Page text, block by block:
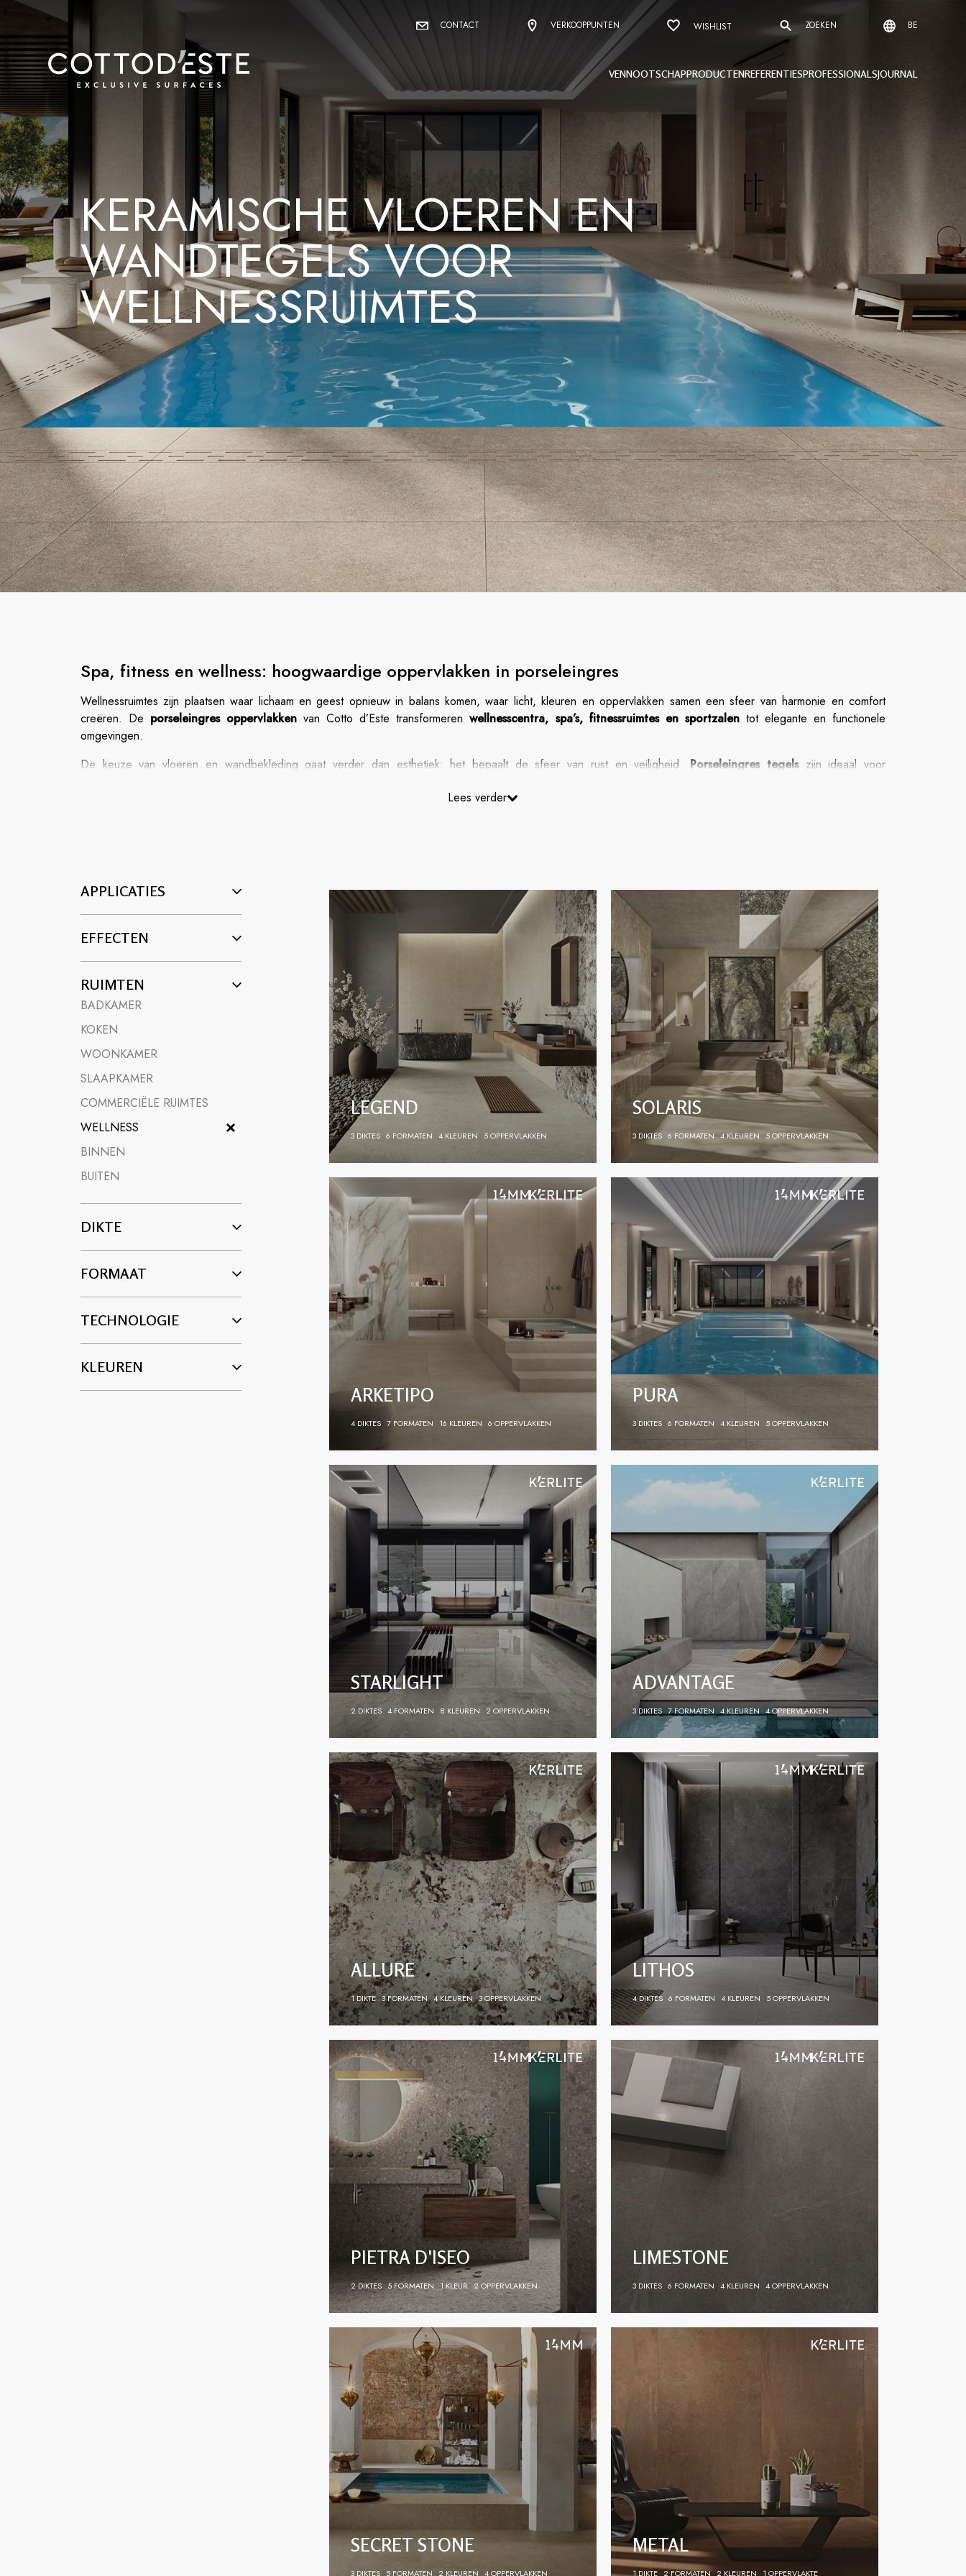
CONTACT VERKOOPPUNTEN WISHLIST ZOEKEN BE
VENNOOTSCHAPPRODUCTENREFERENTIESPROFESSIONALSJOURNAL
KERAMISCHE VLOEREN EN
WANDTEGELS VOOR
WELLNESSRUIMTES
Spa, fitness en wellness: hoogwaardige oppervlakken in porseleingres
Wellnessruimtes zijn plaatsen waar lichaam en geest opnieuw in balans komen, waar licht, kleuren en oppervlakken samen een sfeer van harmonie en comfort
creëren. De porseleingres oppervlakken van Cotto d’Este transformerenwellnesscentra, spa’s, fitnessruimtes en sportzalentot elegante en functionele
omgevingen.
De keuze van vloeren en wandbekleding gaat verder dan esthetiek: het bepaalt de sfeer van rust en veiligheid. Porseleingres tegelszijn ideaal voor
een ruime keuze aan afwerkingen en looks :hout,marmer,steen
, beton en metaal. Deze oppervlakken brengen sfeer en
gecertificeerd materiaal dat veiligheid, hygiëne en esthetiekcombineert. De perfecte
oplossing voor duurzame ruimtes die comfort en elegantie uitstralen.
Lees verder
APPLICATIES
EFFECTEN
RUIMTEN
BADKAMER
KOKEN
WOONKAMER
SLAAPKAMER
COMMERCIËLE RUIMTES
WELLNESS
BINNEN
BUITEN
DIKTE
FORMAAT
TECHNOLOGIE
KLEUREN
LEGEND
3 DIKTES 6 FORMATEN 4 KLEUREN 5 OPPERVLAKKEN
SOLARIS
3 DIKTES 6 FORMATEN 4 KLEUREN 5 OPPERVLAKKEN
ARKETIPO
4 DIKTES 7 FORMATEN 16 KLEUREN 6 OPPERVLAKKEN
PURA
3 DIKTES 6 FORMATEN 4 KLEUREN 5 OPPERVLAKKEN
STARLIGHT
2 DIKTES 4 FORMATEN 8 KLEUREN 2 OPPERVLAKKEN
ADVANTAGE
3 DIKTES 7 FORMATEN 4 KLEUREN 4 OPPERVLAKKEN
ALLURE
1 DIKTE 3 FORMATEN 4 KLEUREN 3 OPPERVLAKKEN
LITHOS
4 DIKTES 6 FORMATEN 4 KLEUREN 5 OPPERVLAKKEN
PIETRA D'ISEO
2 DIKTES 5 FORMATEN 1 KLEUR 2 OPPERVLAKKEN
LIMESTONE
3 DIKTES 6 FORMATEN 4 KLEUREN 4 OPPERVLAKKEN
SECRET STONE
3 DIKTES 5 FORMATEN 2 KLEUREN 4 OPPERVLAKKEN
METAL
1 DIKTE 2 FORMATEN 2 KLEUREN 1 OPPERVLAKTE